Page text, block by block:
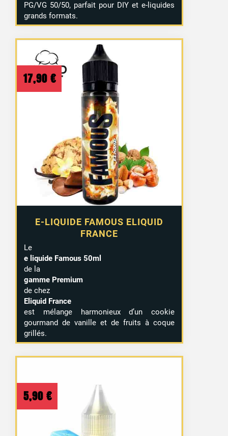
PG/VG 50/50, parfait pour DIY et e-liquides
grands formats.
E-LIQUIDE FAMOUS ELIQUID
FRANCE
17,90 €
Le
e liquide Famous 50ml
de la
gamme Premium
de chez
Eliquid France
est mélange harmonieux d’un cookie
gourmand de vanille et de fruits à coque
grillés.
5,90 €